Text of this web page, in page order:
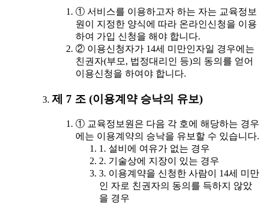
① 서비스를 이용하고자 하는 자는 교육정보
원이 지정한 양식에 따라 온라인신청을 이용
하여 가입 신청을 해야 합니다.
② 이용신청자가 14세 미만인자일 경우에는
친권자(부모, 법정대리인 등)의 동의를 얻어
이용신청을 하여야 합니다.
제 7 조 (이용계약 승낙의 유보)
① 교육정보원은 다음 각 호에 해당하는 경우
에는 이용계약의 승낙을 유보할 수 있습니다.
1. 설비에 여유가 없는 경우
2. 기술상에 지장이 있는 경우
3. 이용계약을 신청한 사람이 14세 미만
인 자로 친권자의 동의를 득하지 않았
을 경우